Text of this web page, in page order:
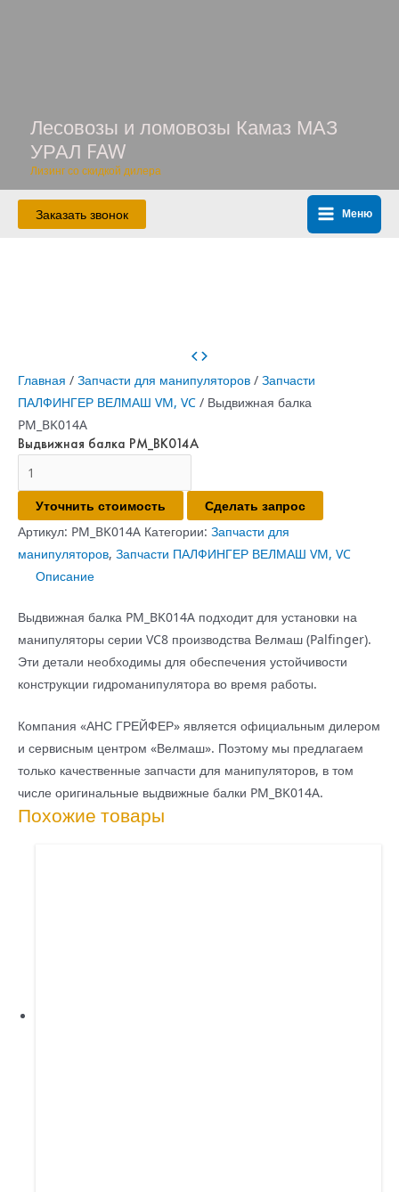
Лесовозы и ломовозы Камаз МАЗ
УРАЛ FAW
Лизинг со скидкой дилера
Заказать звонок
Main
Меню
Главная / Запчасти для манипуляторов / Запчасти
ПАЛФИНГЕР ВЕЛМАШ VM, VC / Выдвижная балка
PM_BK014A
Выдвижная балка PM_BK014A
Количество
товара
Выдвижная
балка
PM_BK014A
Уточнить стоимость
Сделать запрос
Артикул: PM_BK014A Категории: Запчасти для
манипуляторов, Запчасти ПАЛФИНГЕР ВЕЛМАШ VM, VC
Описание
Выдвижная балка PM_BK014A подходит для установки на
манипуляторы серии VC8 производства Велмаш (Palfinger).
Эти детали необходимы для обеспечения устойчивости
конструкции гидроманипулятора во время работы.
Компания «АНС ГРЕЙФЕР» является официальным дилером
и сервисным центром «Велмаш». Поэтому мы предлагаем
только качественные запчасти для манипуляторов, в том
числе оригинальные выдвижные балки PM_BK014A.
Похожие товары